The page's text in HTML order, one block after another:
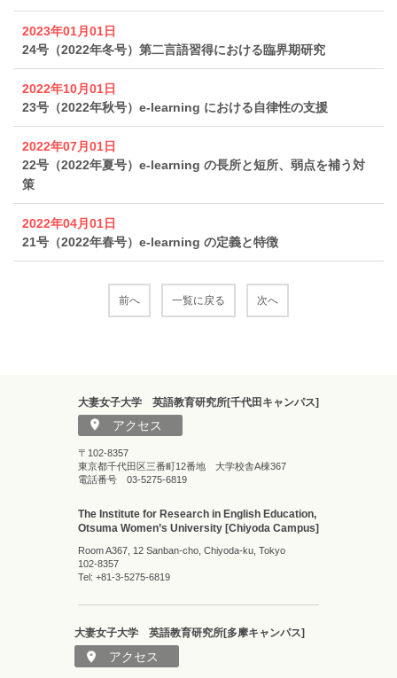
2023年01月01日
24号（2022年冬号）第二言語習得における臨界期研究
2022年10月01日
23号（2022年秋号）e-learning における自律性の支援
2022年07月01日
22号（2022年夏号）e-learning の長所と短所、弱点を補う対
策
2022年04月01日
21号（2022年春号）e-learning の定義と特徴
前へ 一覧に戻る 次へ
大妻女子大学 英語教育研究所[千代田キャンパス]
アクセス
〒102-8357
東京都千代田区三番町12番地 大学校舎A棟367
電話番号 03-5275-6819
The Institute for Research in English Education,
Otsuma Women’s University [Chiyoda Campus]
Room A367, 12 Sanban-cho, Chiyoda-ku, Tokyo
102-8357
Tel: +81-3-5275-6819
大妻女子大学 英語教育研究所[多摩キャンパス]
アクセス